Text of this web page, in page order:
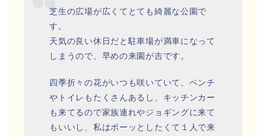
芝生の広場が広くてとても綺麗な公園で
す。
天気の良い休日だと駐車場が満車になって
しまうので、早めの来園が吉です。
四季折々の花がいつも咲いていて、ベンチ
やトイレもたくさんあるし、キッチンカー
も来てるので家族連れやジョギングに来て
もいいし、私はボーッとしたくて１人で来